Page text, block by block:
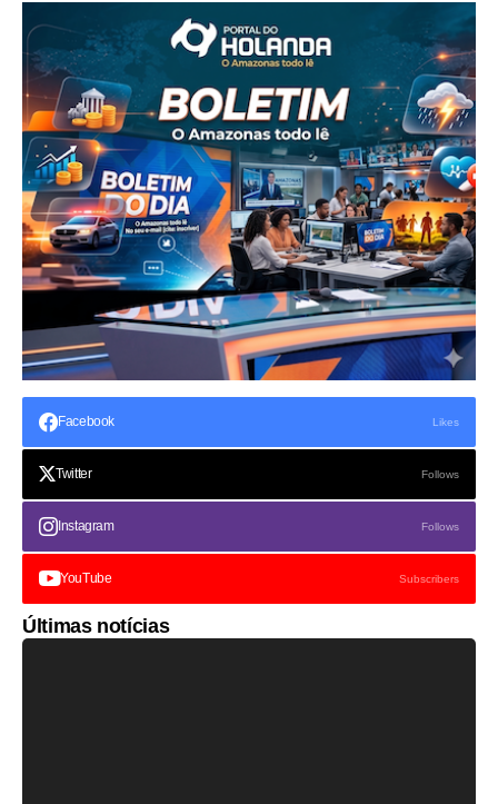
Facebook Likes
Twitter Follows
Instagram Follows
YouTube Subscribers
Últimas notícias